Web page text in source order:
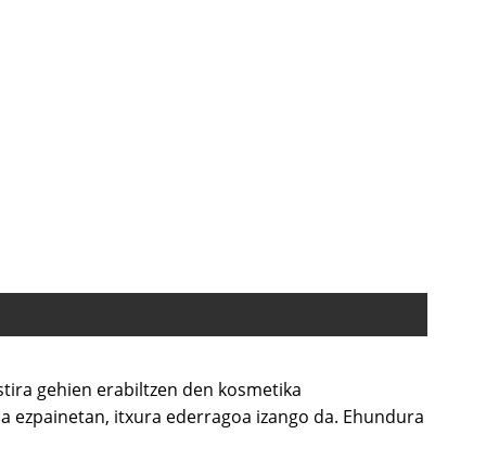
gehien erabiltzen den kosmetika
itxura ederragoa izango da. Ehundura